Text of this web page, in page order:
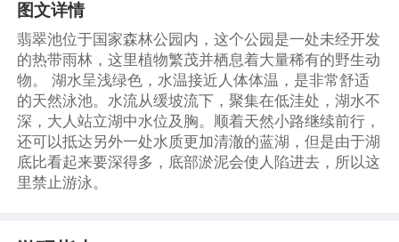
图文详情
翡翠池位于国家森林公园内，这个公园是一处未经开发
的热带雨林，这里植物繁茂并栖息着大量稀有的野生动
物。 湖水呈浅绿色，水温接近人体体温，是非常舒适
的天然泳池。水流从缓坡流下，聚集在低洼处，湖水不
深，大人站立湖中水位及胸。顺着天然小路继续前行，
还可以抵达另外一处水质更加清澈的蓝湖，但是由于湖
底比看起来要深得多，底部淤泥会使人陷进去，所以这
里禁止游泳。